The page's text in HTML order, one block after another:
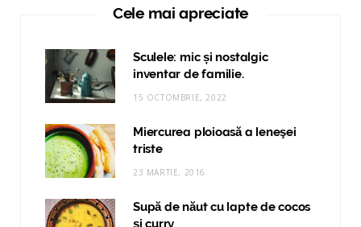
Cele mai apreciate
Sculele: mic și nostalgic
inventar de familie.
15 OCTOMBRIE, 2022
Miercurea ploioasă a leneşei
triste
23 MARTIE, 2016
Supă de năut cu lapte de cocos